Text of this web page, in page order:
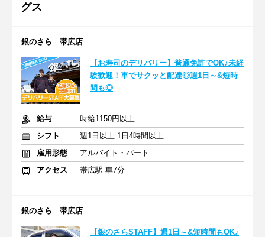
グス
銀のさら 帯広店
【お寿司のデリバリー】普通免許でOK♪未経
験歓迎！車でサクッと配達◎週1日～&短時
間も◎
給与
時給1150円以上
シフト
週1日以上 1日4時間以上
雇用形態
アルバイト・パート
アクセス
帯広駅 車7分
銀のさら 帯広店
【銀のさらSTAFF】週1日～&短時間もOK♪